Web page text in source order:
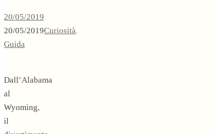
20/05/2019
20/05/2019Curiosità,
Guida
Dall’Alabama
al
Wyoming,
il